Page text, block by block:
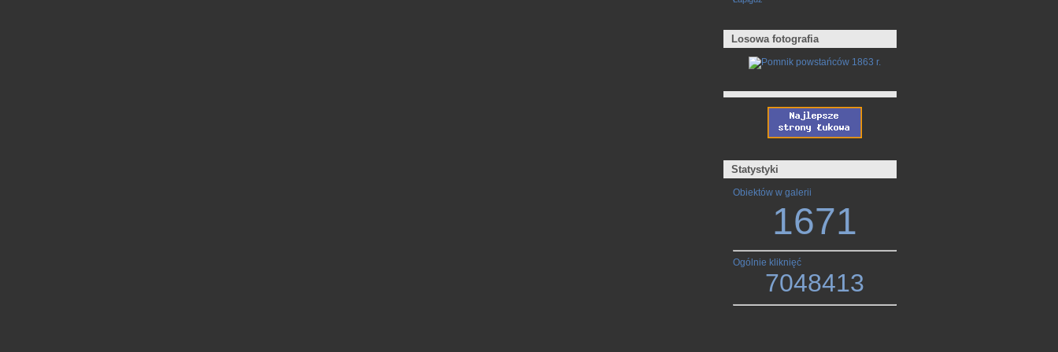
Losowa fotografia
Statystyki
Obiektów w galerii
1671
Ogólnie kliknięć
7048413